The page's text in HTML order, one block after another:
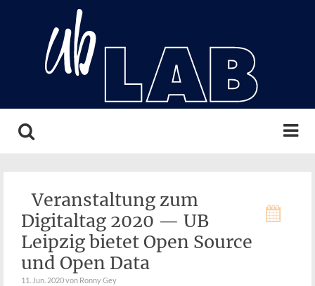
Veranstaltung zum
Digitaltag 2020 — UB
Leipzig bietet Open Source
und Open Data
11. Jun. 2020von Ronny Gey